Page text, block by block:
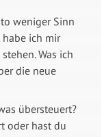
weniger Sinn
habe ich mir
Was ich
die neue
übersteuert?
oder hast du